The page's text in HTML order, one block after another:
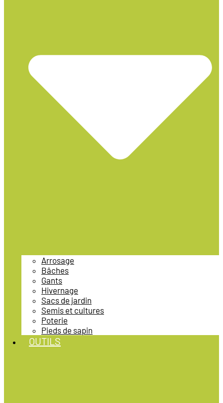
Arrosage
Bâches
Gants
Hivernage
Sacs de jardin
Semis et cultures
Poterie
Pieds de sapin
OUTILS